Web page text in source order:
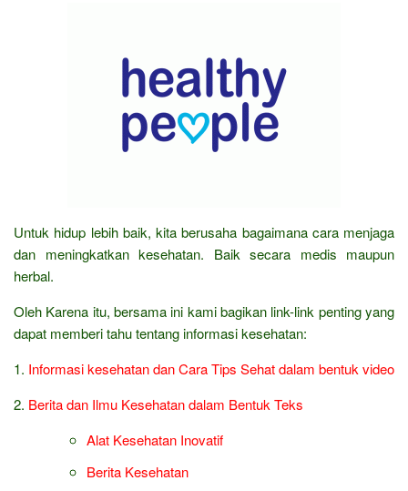
Untuk hidup lebih baik, kita berusaha bagaimana cara menjaga
dan meningkatkan kesehatan. Baik secara medis maupun
herbal.
Oleh Karena itu, bersama ini kami bagikan link-link penting yang
dapat memberi tahu tentang informasi kesehatan:
1. Informasi kesehatan dan Cara Tips Sehat dalam bentuk video
2. Berita dan Ilmu Kesehatan dalam Bentuk Teks
Alat Kesehatan Inovatif
Berita Kesehatan